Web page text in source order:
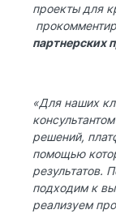
проекты для
партнерских
«Для наших
решений,
помощью
результатов.
подходим к
реализуем